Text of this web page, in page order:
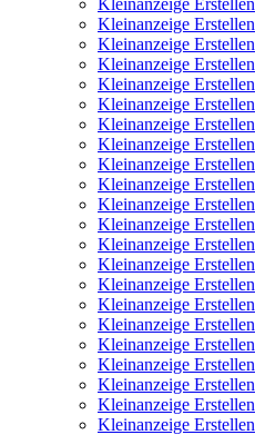
Kleinanzeige Erstellen
Kleinanzeige Erstellen
Kleinanzeige Erstellen
Kleinanzeige Erstellen
Kleinanzeige Erstellen
Kleinanzeige Erstellen
Kleinanzeige Erstellen
Kleinanzeige Erstellen
Kleinanzeige Erstellen
Kleinanzeige Erstellen
Kleinanzeige Erstellen
Kleinanzeige Erstellen
Kleinanzeige Erstellen
Kleinanzeige Erstellen
Kleinanzeige Erstellen
Kleinanzeige Erstellen
Kleinanzeige Erstellen
Kleinanzeige Erstellen
Kleinanzeige Erstellen
Kleinanzeige Erstellen
Kleinanzeige Erstellen